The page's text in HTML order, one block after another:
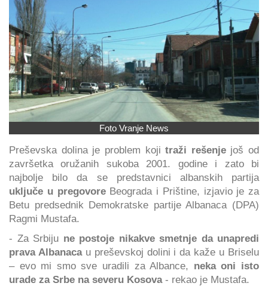
Foto Vranje News
Preševska dolina je problem kojitraži rešenjejoš od
završetka oružanih sukoba 2001. godine i zato bi
najbolje bilo da se predstavnici albanskih partija
uključe u pregovoreBeograda i Prištine, izjavio je za
Betu predsednik Demokratske partije Albanaca (DPA)
Ragmi Mustafa.
- Za Srbiju ne postoje nikakve smetnje da unapredi
prava Albanacau preševskoj dolini i da kaže u Briselu
– evo mi smo sve uradili za Albance, neka oni isto
urade za Srbe na severu Kosova- rekao je Mustafa.